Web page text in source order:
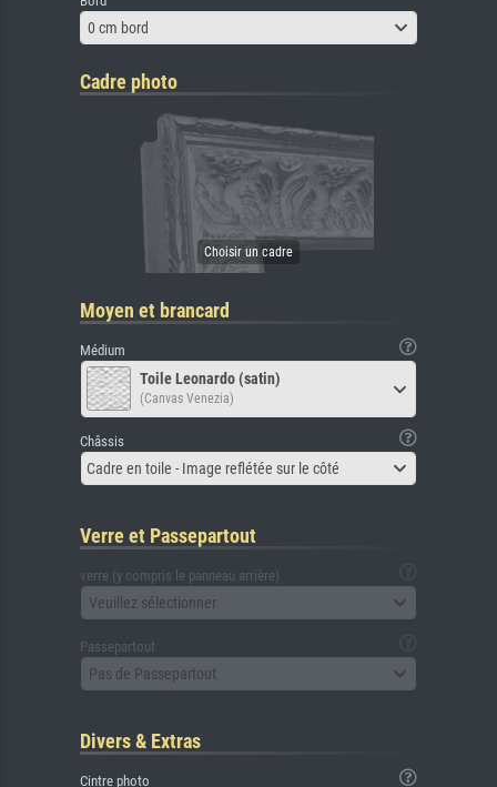
0 cm bord
Cadre photo
Moyen et brancard
Médium
Toile Leonardo (satin)
(Canvas Venezia)
Châssis
Cadre en toile - Image reflétée sur le côté
Verre et Passepartout
verre (y compris le panneau arrière)
Veuillez sélectionner
Passepartout
Pas de Passepartout
Divers & Extras
Cintre photo